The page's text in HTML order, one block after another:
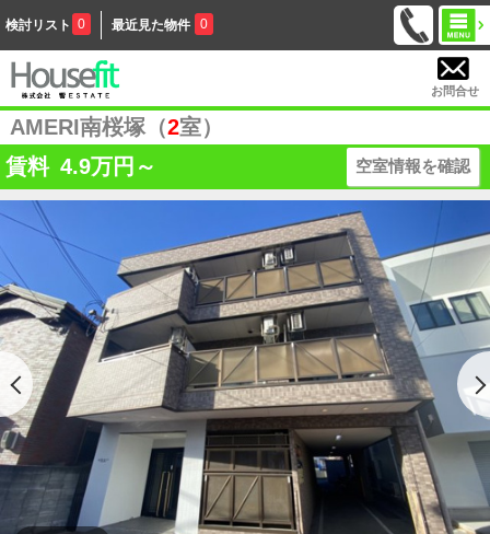
検討リスト 0 最近見た物件 0
お問合せ
AMERI南桜塚（2室）
賃料 4.9万円～ 空室情報を確認